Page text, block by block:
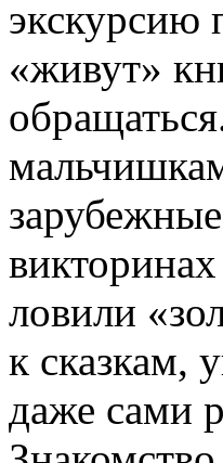
экскурсию
«живут»
ловили
к сказкам,
даже сами